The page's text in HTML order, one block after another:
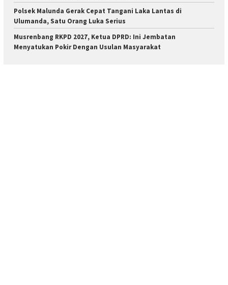
Polsek Malunda Gerak Cepat Tangani Laka Lantas di
Ulumanda, Satu Orang Luka Serius
Musrenbang RKPD 2027, Ketua DPRD: Ini Jembatan
Menyatukan Pokir Dengan Usulan Masyarakat